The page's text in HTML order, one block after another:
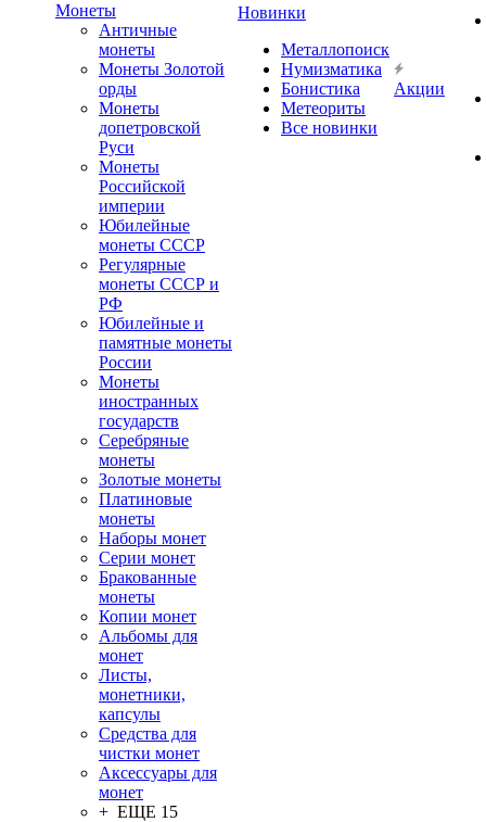
Монеты
Античные
монеты
Монеты Золотой
орды
Монеты
допетровской
Руси
Монеты
Российской
империи
Юбилейные
монеты СССР
Регулярные
монеты СССР и
РФ
Юбилейные и
памятные монеты
России
Монеты
иностранных
государств
Серебряные
монеты
Золотые монеты
Платиновые
монеты
Наборы монет
Серии монет
Бракованные
монеты
Копии монет
Альбомы для
монет
Листы,
монетники,
капсулы
Средства для
чистки монет
Аксессуары для
монет
+ ЕЩЕ 15
Новинки
Металлопоиск
Нумизматика
Бонистика
Метеориты
Все новинки
Акции